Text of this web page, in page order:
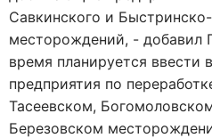
Савкинского и
месторождений, - добавил
время планируется ввести
предприятия по
Тасеевском,
Березовском